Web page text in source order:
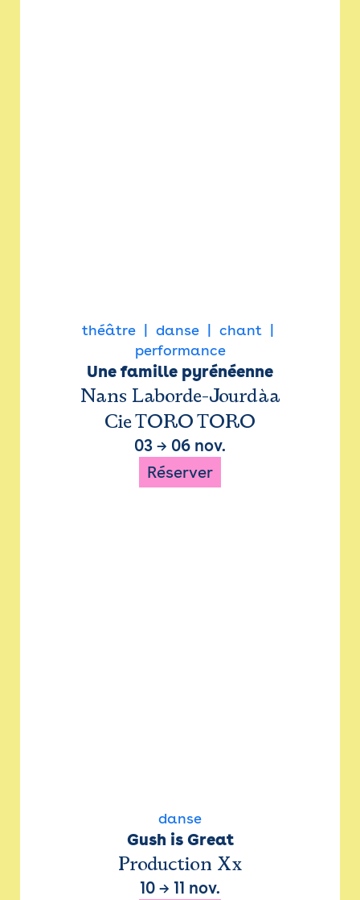
théâtre danse
chant
performance
Une famille pyrénéenne
Nans Laborde-Jourdàa
Cie TORO TORO
03 → 06 nov.
Réserver
danse
Gush is Great
Production Xx
10 → 11 nov.